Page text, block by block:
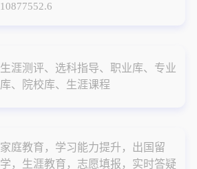
10877552.6
生涯测评、选科指导、职业库、专业
库、院校库、生涯课程
家庭教育，学习能力提升，出国留
学，生涯教育，志愿填报，实时答疑